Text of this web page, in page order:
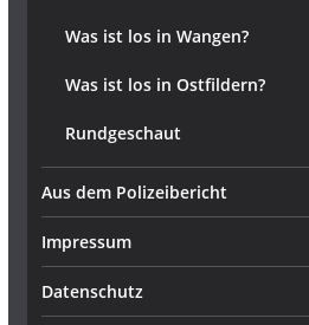
Was ist los in Wangen?
Was ist los in Ostfildern?
Rundgeschaut
Aus dem Polizeibericht
Impressum
Datenschutz